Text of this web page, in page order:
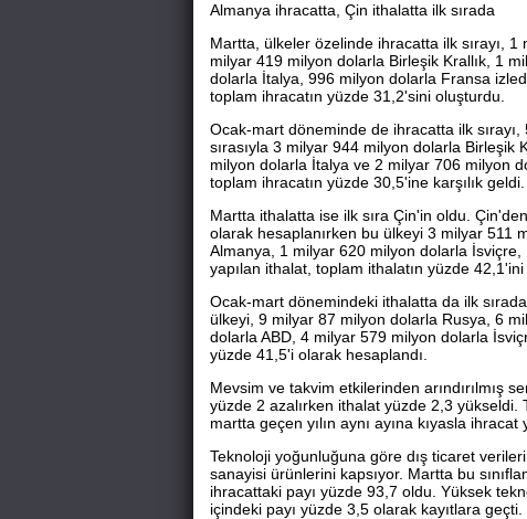
Almanya ihracatta, Çin ithalatta ilk sırada
Martta, ülkeler özelinde ihracatta ilk sırayı,
milyar 419 milyon dolarla Birleşik Krallık, 1
dolarla İtalya, 996 milyon dolarla Fransa
toplam ihracatın yüzde 31,2'sini oluşturdu.
Ocak-mart döneminde de ihracatta ilk
sırasıyla 3 milyar 944 milyon dolarla Birleşik
milyon dolarla İtalya ve 2 milyar 706 milyon
toplam ihracatın yüzde 30,5'ine karşılık geldi.
Martta ithalatta ise ilk sıra Çin'in oldu.
olarak hesaplanırken bu ülkeyi 3 milyar 511
Almanya, 1 milyar 620 milyon dolarla
yapılan ithalat, toplam ithalatın yüzde 42,1'ini
Ocak-mart dönemindeki ithalatta da ilk
ülkeyi, 9 milyar 87 milyon dolarla Rusya, 6
dolarla ABD, 4 milyar 579 milyon dolarla
yüzde 41,5'i olarak hesaplandı.
Mevsim ve takvim etkilerinden arındırılmış
yüzde 2 azalırken ithalat yüzde 2,3 yükseldi.
martta geçen yılın aynı ayına kıyasla
Teknoloji yoğunluğuna göre dış ticaret
sanayisi ürünlerini kapsıyor. Martta bu
ihracattaki payı yüzde 93,7 oldu. Yüksek
içindeki payı yüzde 3,5 olarak kayıtlara geçti.